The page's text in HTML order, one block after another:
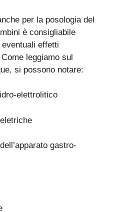
per la posologia del
è consigliabile
effetti
leggiamo sul
si possono notare:
elettrolitico
gastro-